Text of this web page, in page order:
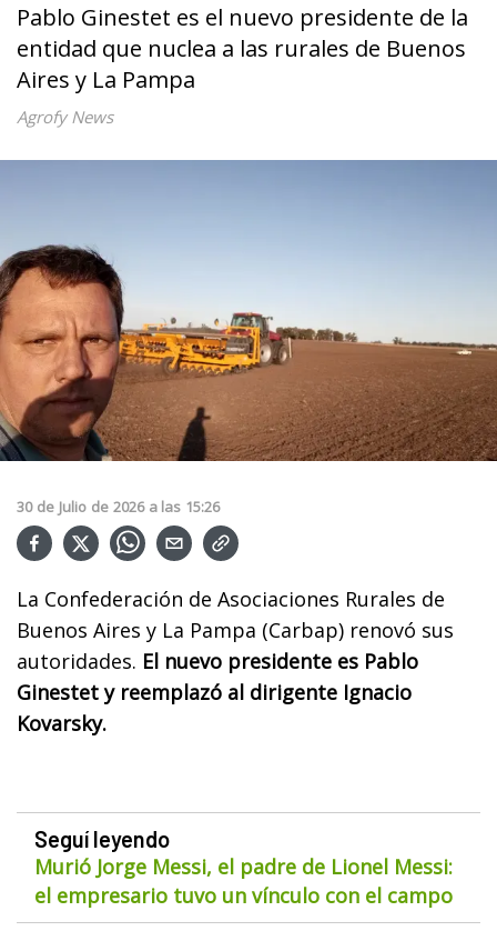
Pablo Ginestet es el nuevo presidente de la
entidad que nuclea a las rurales de Buenos
Aires y La Pampa
Agrofy News
30 de Julio de 2026 a las 15:26
La Confederación de Asociaciones Rurales de
Buenos Aires y La Pampa (Carbap) renovó sus
autoridades. El nuevo presidente es Pablo
Ginestet y reemplazó al dirigente Ignacio
Kovarsky.
Seguí leyendo
Murió Jorge Messi, el padre de Lionel Messi:
el empresario tuvo un vínculo con el campo